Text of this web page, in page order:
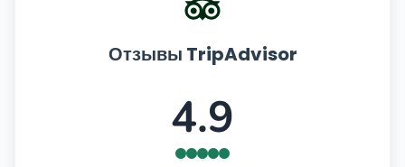
Отзывы TripAdvisor
4.9